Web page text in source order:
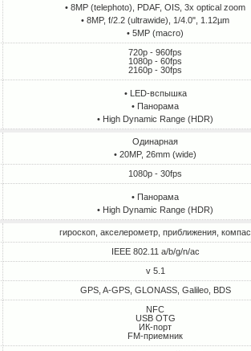
• 8MP (telephoto), PDAF, OIS, 3x optical zoom
• 8MP, f/2.2 (ultrawide), 1/4.0", 1.12µm
• 5MP (macro)
720p - 960fps
1080p - 60fps
2160p - 30fps
• LED-вспышка
• Панорама
• High Dynamic Range (HDR)
Одинарная
• 20MP, 26mm (wide)
1080p - 30fps
• Панорама
• High Dynamic Range (HDR)
гироскоп, акселерометр, приближения, компас
IEEE 802.11 a/b/g/n/ac
v 5.1
GPS, A-GPS, GLONASS, Galileo, BDS
NFC
USB OTG
ИК-порт
FM-приемник